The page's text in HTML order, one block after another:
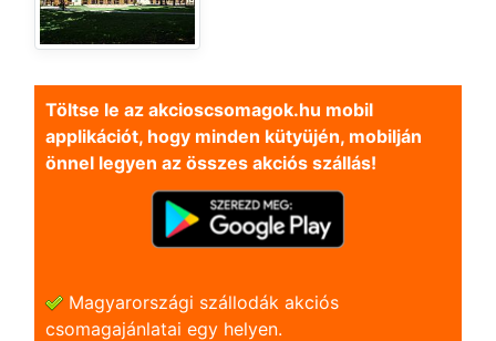
Töltse le az akcioscsomagok.hu mobil
applikációt, hogy minden kütyüjén, mobilján
önnel legyen az összes akciós szállás!
Magyarországi szállodák akciós
csomagajánlatai egy helyen.